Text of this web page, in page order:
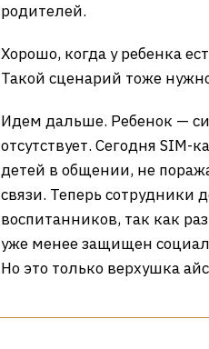
родителей.
Хорошо, когда у ребенка
Такой сценарий тоже
Идем дальше. Ребенок —
отсутствует. Сегодня
детей в общении, не
связи. Теперь сотрудники
воспитанников, так как
уже менее защищен
Но это только верхушка